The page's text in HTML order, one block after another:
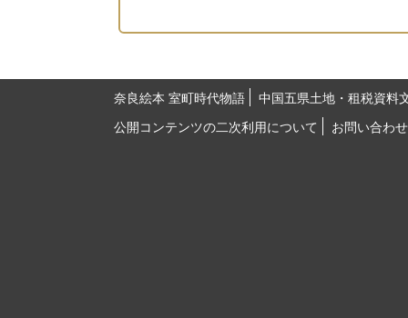
奈良絵本 室町時代物語
中国五県土地・租税資料
公開コンテンツの二次利用について
お問い合わせ